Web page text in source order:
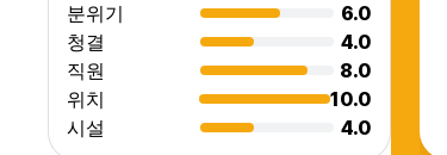
분위기
6.0
청결
4.0
직원
8.0
위치
10.0
시설
4.0